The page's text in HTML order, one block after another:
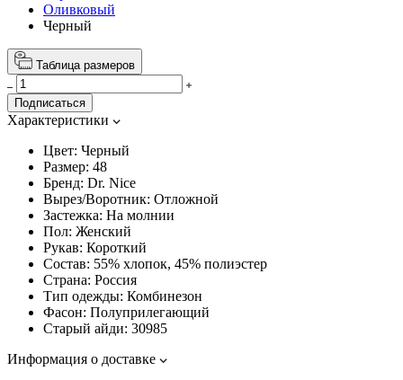
Оливковый
Черный
Таблица размеров
Подписаться
Характеристики
Цвет: Черный
Размер: 48
Бренд: Dr. Nice
Вырез/Воротник: Отложной
Застежка: На молнии
Пол: Женский
Рукав: Короткий
Состав: 55% хлопок, 45% полиэстер
Страна: Россия
Тип одежды: Комбинезон
Фасон: Полуприлегающий
Старый айди: 30985
Информация о доставке